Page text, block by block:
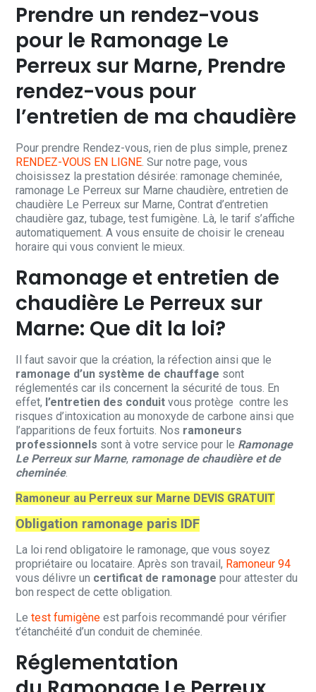
Prendre un rendez-vous
pour le Ramonage Le
Perreux sur Marne, Prendre
rendez-vous pour
l’entretien de ma chaudière
Pour prendre Rendez-vous, rien de plus simple, prenez
RENDEZ-VOUS EN LIGNE. Sur notre page, vous
choisissez la prestation désirée: ramonage cheminée,
ramonage Le Perreux sur Marne chaudière, entretien de
chaudière Le Perreux sur Marne, Contrat d’entretien
chaudière gaz, tubage, test fumigène. Là, le tarif s’affiche
automatiquement. A vous ensuite de choisir le creneau
horaire qui vous convient le mieux.
Ramonage et entretien de
chaudière Le Perreux sur
Marne: Que dit la loi?
Il faut savoir que la création, la réfection ainsi que le
ramonage d’un système de chauffage sont
réglementés car ils concernent la sécurité de tous. En
effet, l’entretien des conduit vous protège contre les
risques d’intoxication au monoxyde de carbone ainsi que
l’apparitions de feux fortuits. Nos ramoneurs
professionnels sont à votre service pour le Ramonage
Le Perreux sur Marne, ramonage de chaudière et de
cheminée.
Ramoneur au Perreux sur Marne DEVIS GRATUIT
Obligation ramonage paris IDF
La loi rend obligatoire le ramonage, que vous soyez
propriétaire ou locataire. Après son travail, Ramoneur 94
vous délivre un certificat de ramonage pour attester du
bon respect de cette obligation.
Letest fumigène est parfois recommandé pour vérifier
t’étanchéité d’un conduit de cheminée.
Réglementation